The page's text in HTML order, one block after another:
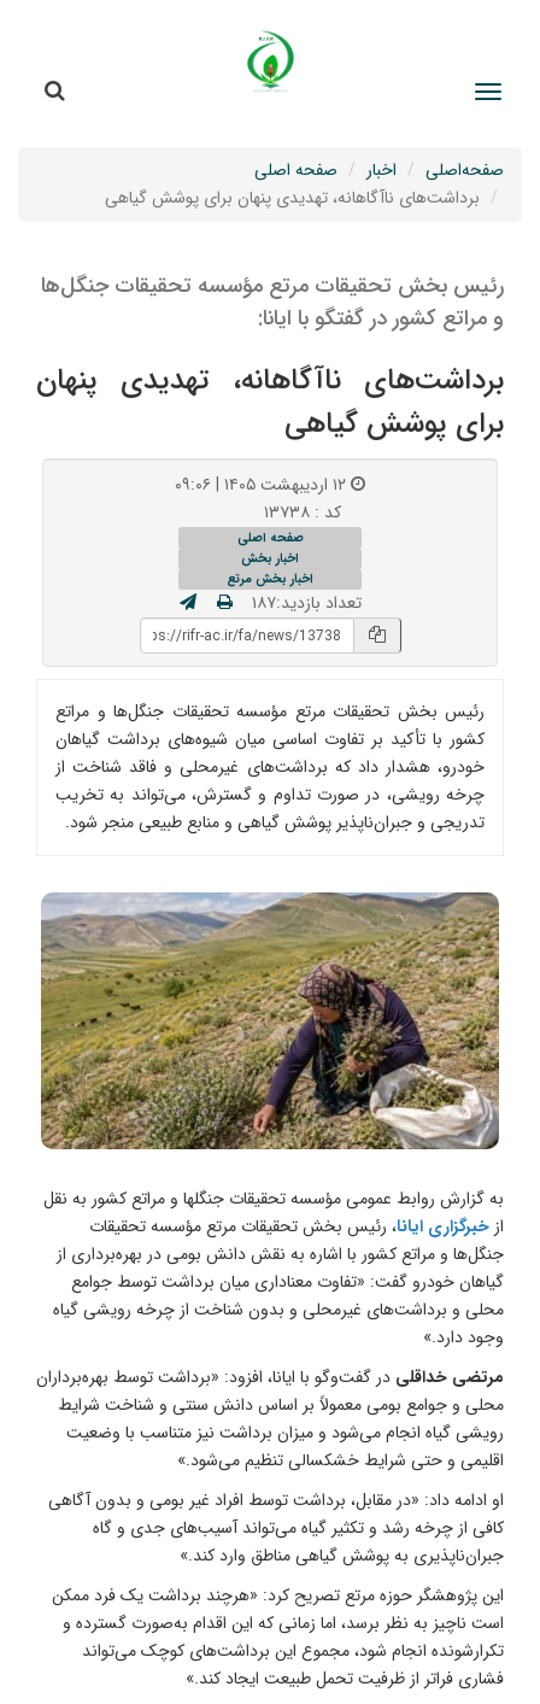
صفحه‌اصلی اخبار
صفحه اصلی
برداشت‌های ناآگاهانه، تهدیدی پنهان برای پوشش گیاهی
رئیس بخش تحقیقات مرتع مؤسسه تحقیقات جنگل‌ها
و مراتع کشور در گفتگو با ایانا:
برداشت‌های ناآگاهانه، تهدیدی پنهان
برای پوشش گیاهی
کد : ۱۳۷۳۸
صفحه اصلی
اخبار بخش
اخبار بخش مرتع
تعداد بازدید:۱۸۷
رئیس بخش تحقیقات مرتع مؤسسه تحقیقات جنگل‌ها و مراتع
کشور با تأکید بر تفاوت اساسی میان شیوه‌های برداشت گیاهان
خودرو، هشدار داد که برداشت‌های غیرمحلی و فاقد شناخت از
چرخه رویشی، در صورت تداوم و گسترش، می‌تواند به تخریب
تدریجی و جبران‌ناپذیر پوشش گیاهی و منابع طبیعی منجر شود.
به گزارش روابط عمومی مؤسسه تحقیقات جنگلها و مراتع کشور به نقل
ازخبرگزاری ایانا، رئیس بخش تحقیقات مرتع مؤسسه تحقیقات
جنگل‌ها و مراتع کشور با اشاره به نقش دانش بومی در بهره‌برداری از
گیاهان خودرو گفت: «تفاوت معناداری میان برداشت توسط جوامع
محلی و برداشت‌های غیرمحلی و بدون شناخت از چرخه رویشی گیاه
وجود دارد.»
مرتضی خداقلی در گفت‌و‌گو با ایانا، افزود: «برداشت توسط بهره‌برداران
محلی و جوامع بومی معمولاً بر اساس دانش سنتی و شناخت شرایط
رویشی گیاه انجام می‌شود و میزان برداشت نیز متناسب با وضعیت
اقلیمی و حتی شرایط خشکسالی تنظیم می‌شود.»
او ادامه داد: «در مقابل، برداشت توسط افراد غیر بومی و بدون آگاهی
کافی از چرخه رشد و تکثیر گیاه می‌تواند آسیب‌های جدی و گاه
جبران‌ناپذیری به پوشش گیاهی مناطق وارد کند.»
این پژوهشگر حوزه مرتع تصریح کرد: «هرچند برداشت یک فرد ممکن
است ناچیز به نظر برسد، اما زمانی که این اقدام به‌صورت گسترده و
تکرارشونده انجام شود، مجموع این برداشت‌های کوچک می‌تواند
فشاری فراتر از ظرفیت تحمل طبیعت ایجاد کند.»